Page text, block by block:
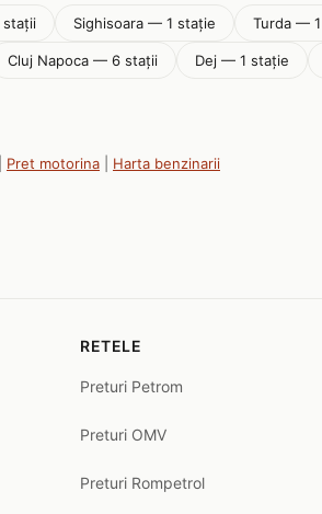
Sighisoara — 1 stație Turda —
Cluj Napoca — 6 stații Dej — 1 stație
Pret motorina Harta benzinarii
RETELE
Preturi Petrom
Preturi OMV
Preturi Rompetrol